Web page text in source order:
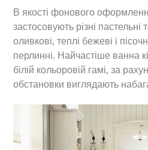
В якості фонового
застосовують різні пастельні
оливкові, теплі бежеві і
перлинні. Найчастіше ванна
білій кольоровій гамі, за
обстановки виглядають